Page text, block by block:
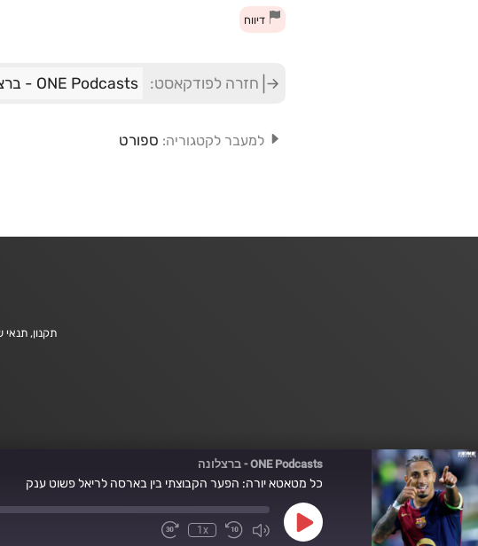
ONE Podcasts - ברצלונה
כל מטאטא יורה: הפער הקבוצתי בין בארסה לריאל פשוט ענק
Play
Episode
Mute/Unmute
Rewind
1x
Fast
דיווח
חזרה לפודקאסט: ONE Podcasts - ברצלונה
למעבר לקטגוריה: ספורט
תקנון, תנאי